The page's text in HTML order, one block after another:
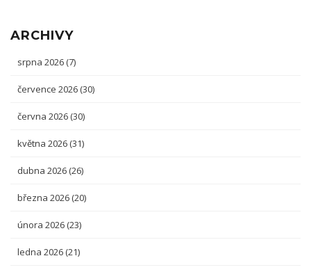
ARCHIVY
srpna 2026 (7)
července 2026 (30)
června 2026 (30)
května 2026 (31)
dubna 2026 (26)
března 2026 (20)
února 2026 (23)
ledna 2026 (21)